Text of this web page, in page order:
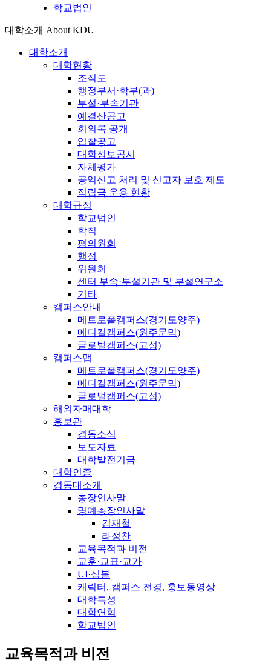
학교법인
대학소개 About KDU
대학소개
대학현황
조직도
행정부서·학부(과)
부설·부속기관
예결산공고
회의록 공개
입찰공고
대학정보공시
자체평가
공익신고 처리 및 신고자 보호 제도
적립금 운용 현황
대학규정
학교법인
학칙
평의원회
행정
위원회
센터 부속·부설기관 및 부설연구소
기타
캠퍼스안내
메트로폴캠퍼스(경기도양주)
메디컬캠퍼스(원주문막)
글로벌캠퍼스(고성)
캠퍼스맵
메트로폴캠퍼스(경기도양주)
메디컬캠퍼스(원주문막)
글로벌캠퍼스(고성)
해외자매대학
홍보관
경동소식
보도자료
대학발전기금
대학인증
경동대소개
총장인사말
명예총장인사말
김재철
라정찬
교육목적과 비전
교훈·교표·교가
UI·심볼
캐릭터, 캠퍼스 전경, 홍보동영상
대학특성
대학연혁
학교법인
교육목적과 비전